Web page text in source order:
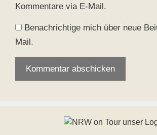
Kommentare via E-Mail.
Benachrichtige mich über neue
Mail.